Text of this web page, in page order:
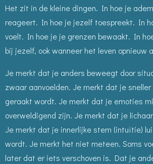
Het zit in de kleine dingen. In hoe je
reageert. In hoe je jezelf toespreekt. In
voelt. In hoe je je grenzen bewaakt. In
bij jezelf, ook wanneer het leven opnieuw
Je merkt dat je anders beweegt door
zwaar aanvoelden. Je merkt dat je
geraakt wordt. Je merkt dat je emoties
overweldigend zijn. Je merkt dat je
Je merkt dat je innerlijke stem (intuïtie)
wordt. Je merkt het niet meteen. Soms
later dat er iets verschoven is. Dat je